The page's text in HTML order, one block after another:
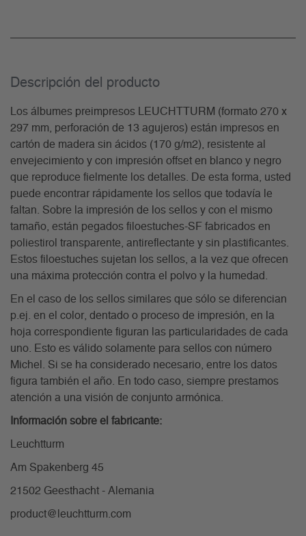
Descripción del producto
Los álbumes preimpresos LEUCHTTURM (formato 270 x
297 mm, perforación de 13 agujeros) están impresos en
cartón de madera sin ácidos (170 g/m2), resistente al
envejecimiento y con impresión offset en blanco y negro
que reproduce fielmente los detalles. De esta forma, usted
puede encontrar rápidamente los sellos que todavía le
faltan. Sobre la impresión de los sellos y con el mismo
tamaño, están pegados filoestuches-SF fabricados en
poliestirol transparente, antireflectante y sin plastificantes.
Estos filoestuches sujetan los sellos, a la vez que ofrecen
una máxima protección contra el polvo y la humedad.
En el caso de los sellos similares que sólo se diferencian
p.ej. en el color, dentado o proceso de impresión, en la
hoja correspondiente figuran las particularidades de cada
uno. Esto es válido solamente para sellos con número
Michel. Si se ha considerado necesario, entre los datos
figura también el año. En todo caso, siempre prestamos
atención a una visión de conjunto armónica.
Información sobre el fabricante:
Leuchtturm
Am Spakenberg 45
21502 Geesthacht - Alemania
product@leuchtturm.com